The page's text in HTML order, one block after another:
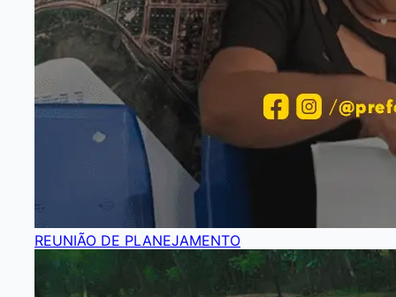
REUNIÃO DE PLANEJAMENTO